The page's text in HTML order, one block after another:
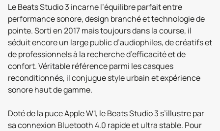
Le Beats Studio 3 incarne l’équilibre parfait entre
performance sonore, design branché et technologie de
pointe. Sorti en 2017 mais toujours dans la course, il
séduit encore un large public d’audiophiles, de créatifs et
de professionnels à la recherche d’efficacité et de
confort. Véritable référence parmi les casques
reconditionnés, il conjugue style urbain et expérience
sonore haut de gamme.
Doté de la puce Apple W1, le Beats Studio 3 s’illustre par
sa connexion Bluetooth 4.0 rapide et ultra stable. Pour